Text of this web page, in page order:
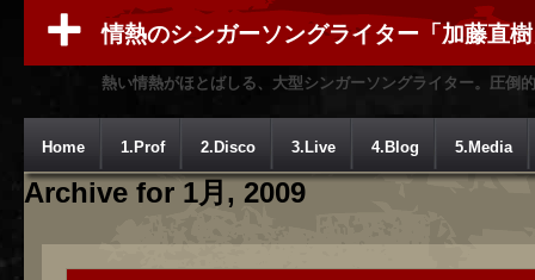
情熱のシンガーソングライター「加藤直
熱い情熱がほとばしる、大型シンガーソングライター。圧倒
Home 1.Prof 2.Disco 3.Live 4.Blog 5.Media
Archive for 1月, 2009